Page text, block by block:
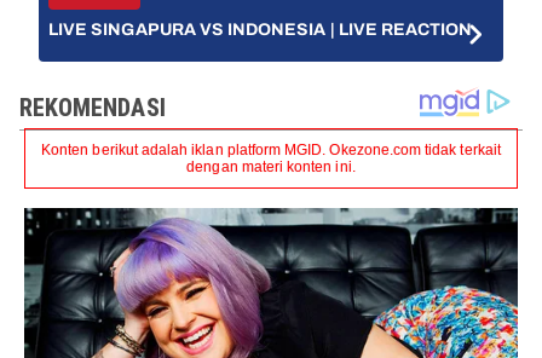
LIVE SINGAPURA VS INDONESIA | LIVE REACTION